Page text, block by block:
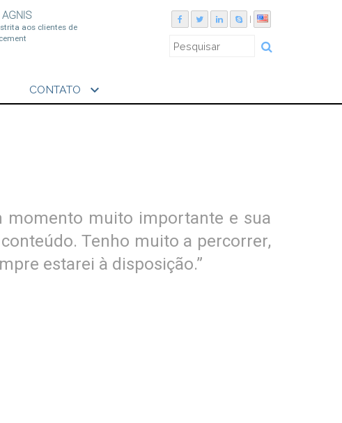
aos clientes de
CONTATO expand_more
momento muito importante e sua
Tenho muito a percorrer,
estarei à disposição.”